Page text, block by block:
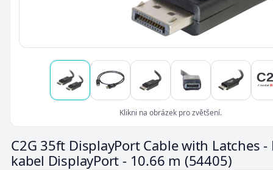
Klikni na obrázek pro zvětšení.
C2G 35ft DisplayPort Cable with Latches -
kabel DisplayPort - 10.66 m (54405)